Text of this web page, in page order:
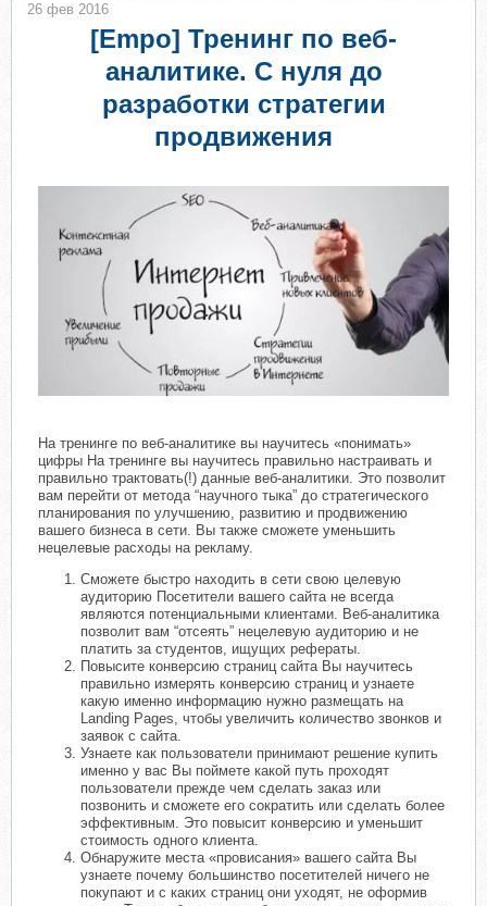
[Empo] Тренинг по веб-
аналитике. С нуля до
разработки стратегии
продвижения
На тренинге по веб-аналитике вы научитесь «понимать»
цифры На тренинге вы научитесь правильно настраивать и
правильно трактовать(!) данные веб-аналитики. Это позволит
вам перейти от метода “научного тыка” до стратегического
планирования по улучшению, развитию и продвижению
вашего бизнеса в сети. Вы также сможете уменьшить
нецелевые расходы на рекламу.
Сможете быстро находить в сети свою целевую
аудиторию Посетители вашего сайта не всегда
являются потенциальными клиентами. Веб-аналитика
позволит вам “отсеять” нецелевую аудиторию и не
платить за студентов, ищущих рефераты.
Повысите конверсию страниц сайта Вы научитесь
правильно измерять конверсию страниц и узнаете
какую именно информацию нужно размещать на
Landing Pages, чтобы увеличить количество звонков и
заявок с сайта.
Узнаете как пользователи принимают решение купить
именно у вас Вы поймете какой путь проходят
пользователи прежде чем сделать заказ или
позвонить и сможете его сократить или сделать более
эффективным. Это повысит конверсию и уменьшит
стоимость одного клиента.
Обнаружите места «провисания» вашего сайта Вы
узнаете почему большинство посетителей ничего не
покупают и с каких страниц они уходят, не оформив
26 фев 2016